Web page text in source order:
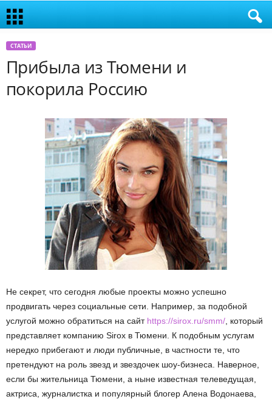
СТАТЬИ
Прибыла из Тюмени и
покорила Россию
Не секрет, что сегодня любые проекты можно успешно
продвигать через социальные сети. Например, за подобной
услугой можно обратиться на сайт https://sirox.ru/smm/ , который
представляет компанию Sirox в Тюмени. К подобным услугам
нередко прибегают и люди публичные, в частности те, что
претендуют на роль звезд и звездочек шоу-бизнеса. Наверное,
если бы жительница Тюмени, а ныне известная телеведущая,
актриса, журналистка и популярный блогер Алена Водонаева,